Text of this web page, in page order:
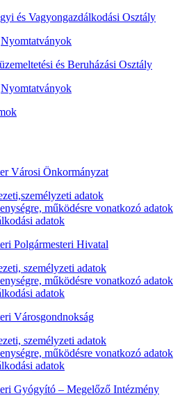
és Vagyongazdálkodási Osztály
Nyomtatványok
és Beruházási Osztály
Nyomtatványok
Városi Önkormányzat
adatok
működésre vonatkozó adatok
adatok
Polgármesteri Hivatal
személyzeti adatok
működésre vonatkozó adatok
adatok
Városgondnokság
személyzeti adatok
működésre vonatkozó adatok
adatok
Gyógyító – Megelőző Intézmény